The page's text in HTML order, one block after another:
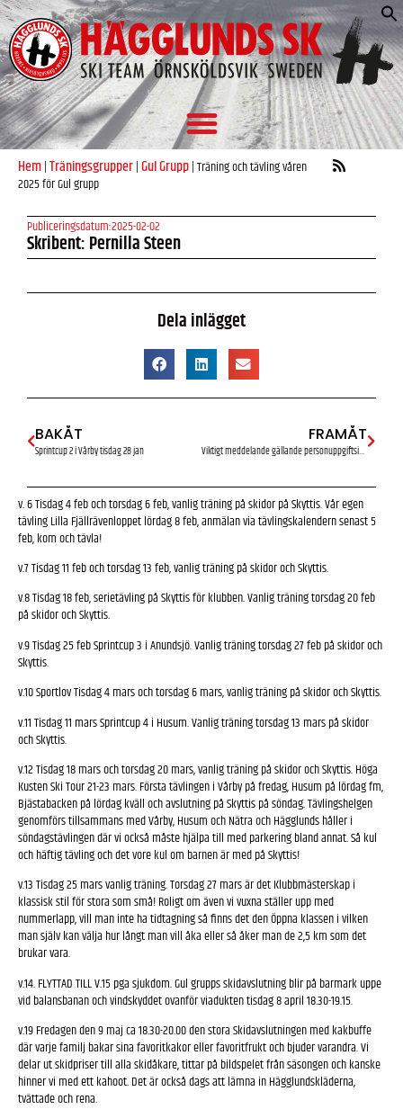
Hem|Träningsgrupper|Gul Grupp|Träning och tävling våren
2025 för Gul grupp
Publiceringsdatum:2025-02-02
Skribent: Pernilla Steen
Dela inlägget
BAKÅT
Sprintcup 2 i Vårby tisdag 28 jan
FRAMÅT
Viktigt meddelande gällande personuppgiftsincidenten
v. 6 Tisdag 4 feb och torsdag 6 feb, vanlig träning på skidor på Skyttis. Vår egen
tävling Lilla Fjällrävenloppet lördag 8 feb, anmälan via tävlingskalendern senast 5
feb, kom och tävla!
v.7 Tisdag 11 feb och torsdag 13 feb, vanlig träning på skidor och Skyttis.
v.8 Tisdag 18 feb, serietävling på Skyttis för klubben. Vanlig träning torsdag 20 feb
på skidor och Skyttis.
v.9 Tisdag 25 feb Sprintcup 3 i Anundsjö. Vanlig träning torsdag 27 feb på skidor och
Skyttis.
v.10 Sportlov Tisdag 4 mars och torsdag 6 mars, vanlig träning på skidor och Skyttis.
v.11 Tisdag 11 mars Sprintcup 4 i Husum. Vanlig träning torsdag 13 mars på skidor
och Skyttis.
v.12 Tisdag 18 mars och torsdag 20 mars, vanlig träning på skidor och Skyttis. Höga
Kusten Ski Tour 21-23 mars. Första tävlingen i Vårby på fredag, Husum på lördag fm,
Bjästabacken på lördag kväll och avslutning på Skyttis på söndag. Tävlingshelgen
genomförs tillsammans med Vårby, Husum och Nätra och Hägglunds håller i
söndagstävlingen där vi också måste hjälpa till med parkering bland annat. Så kul
och häftig tävling och det vore kul om barnen är med på Skyttis!
v.13 Tisdag 25 mars vanlig träning. Torsdag 27 mars är det Klubbmästerskap i
klassisk stil för stora som små! Roligt om även vi vuxna ställer upp med
nummerlapp, vill man inte ha tidtagning så finns det den Öppna klassen i vilken
man själv kan välja hur långt man vill åka eller så åker man de 2,5 km som det
brukar vara.
v.14. FLYTTAD TILL V.15 pga sjukdom. Gul grupps skidavslutning blir på barmark uppe
vid balansbanan och vindskyddet ovanför viadukten tisdag 8 april 18.30-19.15.
v.19 Fredagen den 9 maj ca 18.30-20.00 den stora Skidavslutningen med kakbuffe
där varje familj bakar sina favoritkakor eller favoritfrukt och bjuder varandra. Vi
delar ut skidpriser till alla skidåkare, tittar på bildspelet från säsongen och kanske
hinner vi med ett kahoot. Det är också dags att lämna in Hägglundskläderna,
tvättade och rena.